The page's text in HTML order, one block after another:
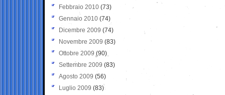
Febbraio 2010 (73)
Gennaio 2010 (74)
Dicembre 2009 (74)
Novembre 2009 (83)
Ottobre 2009 (90)
Settembre 2009 (83)
Agosto 2009 (56)
Luglio 2009 (83)